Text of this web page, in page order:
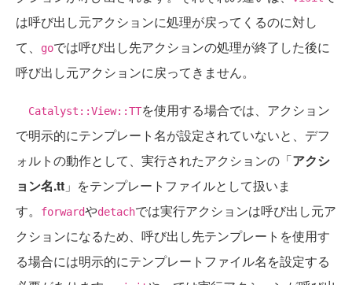
は呼び出し元アクションに処理が戻ってくるのに対し
て、
goでは呼び出し先アクションの処理が終了した後に
呼び出し元アクションに戻ってきません。
Catalyst::View::TTを使用する場合では、アクション
で明示的にテンプレート名が設定されていないと、デフ
ォルトの動作として、実行されたアクションの「アクシ
ョン名.tt 」をテンプレートファイルとして扱いま
す。
forwardやdetachでは実行アクションは呼び出し元ア
クションになるため、呼び出し先テンプレートを使用す
る場合には明示的にテンプレートファイル名を設定する